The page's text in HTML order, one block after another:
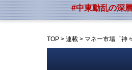
#中東動乱の深
TOP > 連載 > マネー市場「神